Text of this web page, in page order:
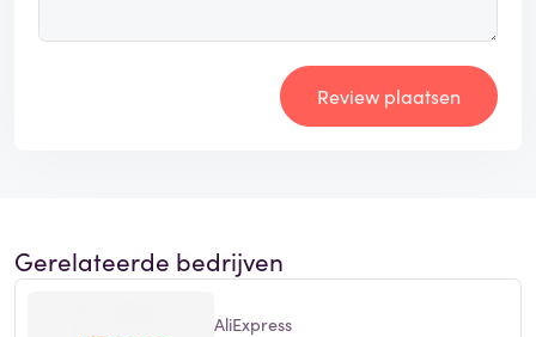
Review plaatsen
Gerelateerde bedrijven
AliExpress